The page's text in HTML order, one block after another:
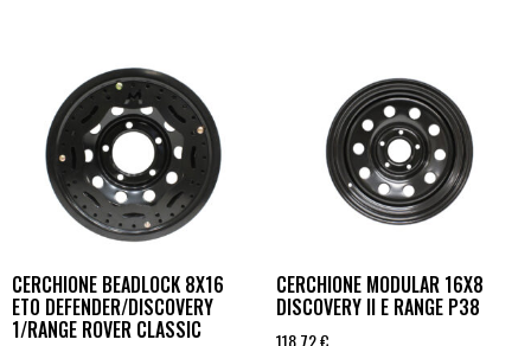
CERCHIONE BEADLOCK 8X16
ET0 DEFENDER/DISCOVERY
1/RANGE ROVER CLASSIC
CERCHIONE MODULAR 16X8
DISCOVERY II E RANGE P38
118,72€